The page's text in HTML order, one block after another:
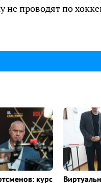
не проводят по
курс